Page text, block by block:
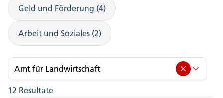
Geld und Förderung (4)
Arbeit und Soziales (2)
Amt für Landwirtschaft
Amt für Landwirtschaft (12)
12 Resultate